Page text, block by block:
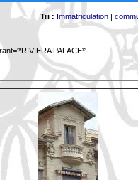
Tri : Immatriculation|
PALACE*'